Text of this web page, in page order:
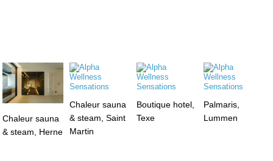
Chaleur sauna
& steam, Herne
Chaleur sauna
& steam, Saint
Martin
Boutique hotel,
Texe
Palmaris,
Lummen